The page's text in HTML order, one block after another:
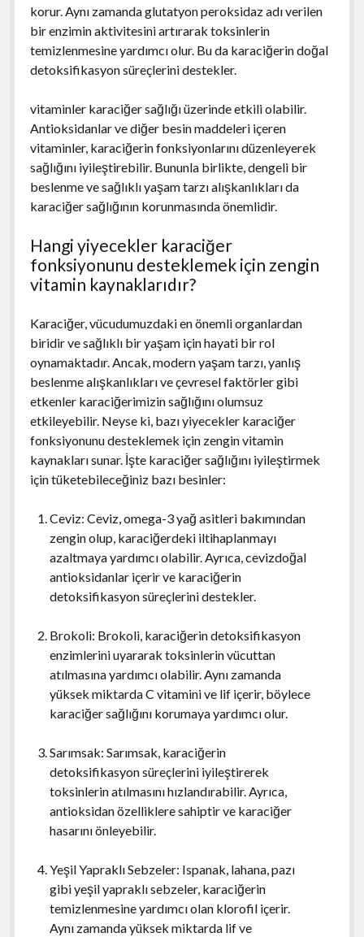
korur. Aynı zamanda glutatyon peroksidaz adı verilen
bir enzimin aktivitesini artırarak toksinlerin
temizlenmesine yardımcı olur. Bu da karaciğerin doğal
detoksifikasyon süreçlerini destekler.
vitaminler karaciğer sağlığı üzerinde etkili olabilir.
Antioksidanlar ve diğer besin maddeleri içeren
vitaminler, karaciğerin fonksiyonlarını düzenleyerek
sağlığını iyileştirebilir. Bununla birlikte, dengeli bir
beslenme ve sağlıklı yaşam tarzı alışkanlıkları da
karaciğer sağlığının korunmasında önemlidir.
Hangi yiyecekler karaciğer
fonksiyonunu desteklemek için zengin
vitamin kaynaklarıdır?
Karaciğer, vücudumuzdaki en önemli organlardan
biridir ve sağlıklı bir yaşam için hayati bir rol
oynamaktadır. Ancak, modern yaşam tarzı, yanlış
beslenme alışkanlıkları ve çevresel faktörler gibi
etkenler karaciğerimizin sağlığını olumsuz
etkileyebilir. Neyse ki, bazı yiyecekler karaciğer
fonksiyonunu desteklemek için zengin vitamin
kaynakları sunar. İşte karaciğer sağlığını iyileştirmek
için tüketebileceğiniz bazı besinler:
Ceviz: Ceviz, omega-3 yağ asitleri bakımından
zengin olup, karaciğerdeki iltihaplanmayı
azaltmaya yardımcı olabilir. Ayrıca, cevizdoğal
antioksidanlar içerir ve karaciğerin
detoksifikasyon süreçlerini destekler.
Brokoli: Brokoli, karaciğerin detoksifikasyon
enzimlerini uyararak toksinlerin vücuttan
atılmasına yardımcı olabilir. Aynı zamanda
yüksek miktarda C vitamini ve lif içerir, böylece
karaciğer sağlığını korumaya yardımcı olur.
Sarımsak: Sarımsak, karaciğerin
detoksifikasyon süreçlerini iyileştirerek
toksinlerin atılmasını hızlandırabilir. Ayrıca,
antioksidan özelliklere sahiptir ve karaciğer
hasarını önleyebilir.
Yeşil Yapraklı Sebzeler: Ispanak, lahana, pazı
gibi yeşil yapraklı sebzeler, karaciğerin
temizlenmesine yardımcı olan klorofil içerir.
Aynı zamanda yüksek miktarda lif ve